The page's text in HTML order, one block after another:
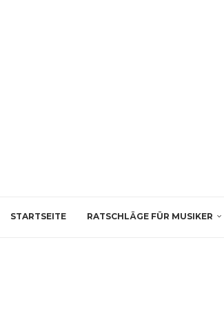
STARTSEITE RATSCHLÄGE FÜR MUSIKER